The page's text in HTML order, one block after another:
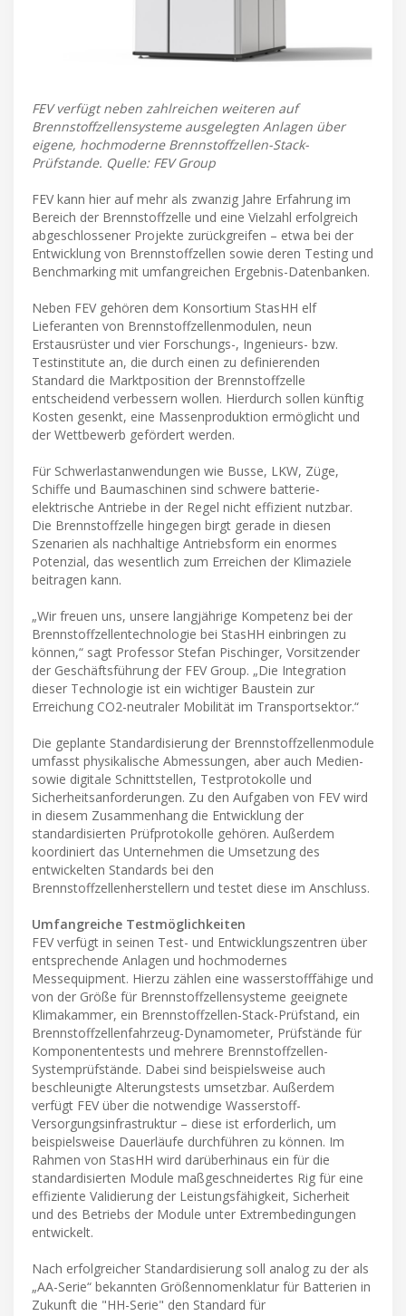
FEV verfügt neben zahlreichen weiteren auf
Brennstoffzellensysteme ausgelegten Anlagen über
eigene, hochmoderne Brennstoffzellen-Stack-
Prüfstande. Quelle: FEV Group
FEV kann hier auf mehr als zwanzig Jahre Erfahrung im
Bereich der Brennstoffzelle und eine Vielzahl erfolgreich
abgeschlossener Projekte zurückgreifen – etwa bei der
Entwicklung von Brennstoffzellen sowie deren Testing und
Benchmarking mit umfangreichen Ergebnis-Datenbanken.
Neben FEV gehören dem Konsortium StasHH elf
Lieferanten von Brennstoffzellenmodulen, neun
Erstausrüster und vier Forschungs-, Ingenieurs- bzw.
Testinstitute an, die durch einen zu definierenden
Standard die Marktposition der Brennstoffzelle
entscheidend verbessern wollen. Hierdurch sollen künftig
Kosten gesenkt, eine Massenproduktion ermöglicht und
der Wettbewerb gefördert werden.
Für Schwerlastanwendungen wie Busse, LKW, Züge,
Schiffe und Baumaschinen sind schwere batterie-
elektrische Antriebe in der Regel nicht effizient nutzbar.
Die Brennstoffzelle hingegen birgt gerade in diesen
Szenarien als nachhaltige Antriebsform ein enormes
Potenzial, das wesentlich zum Erreichen der Klimaziele
beitragen kann.
„Wir freuen uns, unsere langjährige Kompetenz bei der
Brennstoffzellentechnologie bei StasHH einbringen zu
können,“ sagt Professor Stefan Pischinger, Vorsitzender
der Geschäftsführung der FEV Group. „Die Integration
dieser Technologie ist ein wichtiger Baustein zur
Erreichung CO2-neutraler Mobilität im Transportsektor.“
Die geplante Standardisierung der Brennstoffzellenmodule
umfasst physikalische Abmessungen, aber auch Medien-
sowie digitale Schnittstellen, Testprotokolle und
Sicherheitsanforderungen. Zu den Aufgaben von FEV wird
in diesem Zusammenhang die Entwicklung der
standardisierten Prüfprotokolle gehören. Außerdem
koordiniert das Unternehmen die Umsetzung des
entwickelten Standards bei den
Brennstoffzellenherstellern und testet diese im Anschluss.
Umfangreiche Testmöglichkeiten
FEV verfügt in seinen Test- und Entwicklungszentren über
entsprechende Anlagen und hochmodernes
Messequipment. Hierzu zählen eine wasserstofffähige und
von der Größe für Brennstoffzellensysteme geeignete
Klimakammer, ein Brennstoffzellen-Stack-Prüfstand, ein
Brennstoffzellenfahrzeug-Dynamometer, Prüfstände für
Komponententests und mehrere Brennstoffzellen-
Systemprüfstände. Dabei sind beispielsweise auch
beschleunigte Alterungstests umsetzbar. Außerdem
verfügt FEV über die notwendige Wasserstoff-
Versorgungsinfrastruktur – diese ist erforderlich, um
beispielsweise Dauerläufe durchführen zu können. Im
Rahmen von StasHH wird darüberhinaus ein für die
standardisierten Module maßgeschneidertes Rig für eine
effiziente Validierung der Leistungsfähigkeit, Sicherheit
und des Betriebs der Module unter Extrembedingungen
entwickelt.
Nach erfolgreicher Standardisierung soll analog zu der als
„AA-Serie“ bekannten Größennomenklatur für Batterien in
Zukunft die "HH-Serie" den Standard für